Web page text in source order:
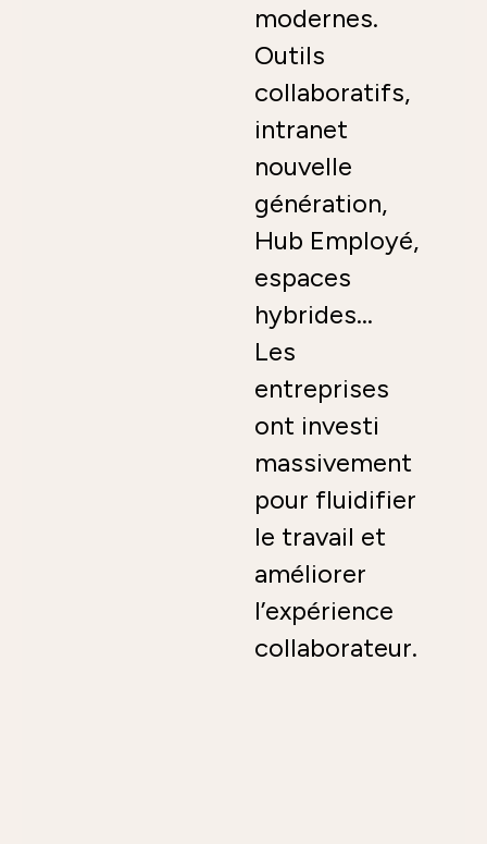
modernes.
Outils
collaboratifs,
intranet
nouvelle
génération,
Hub Employé,
espaces
hybrides…
Les
entreprises
ont investi
massivement
pour fluidifier
le travail et
améliorer
l’expérience
collaborateur.